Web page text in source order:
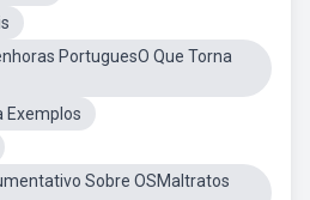
PortuguesO Que Torna
Exemplos
Sobre OSMaltratos